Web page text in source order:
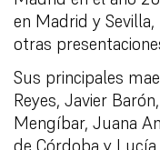
en Madrid y
otras
Sus principales
Reyes, Javier
Mengíbar, Juana
de Córdoba y Lucía